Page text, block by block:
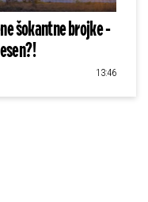
šokantne brojke -
13:46